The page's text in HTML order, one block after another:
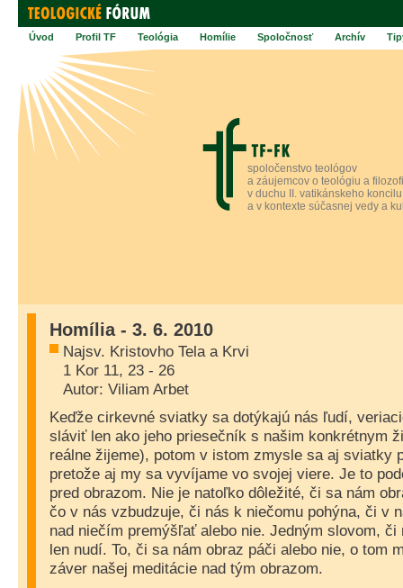
Úvod Profil TF Teológia Homílie Spoločnosť Archív
spoločenstvo teológov
a záujemcov o teológiu a
v duchu II. vatikánskeho koncilu
a v kontexte súčasnej vedy a
Homília - 3. 6. 2010
Najsv. Kristovho Tela a Krvi
1 Kor 11, 23 - 26
Autor: Viliam Arbet
Keďže cirkevné sviatky sa dotýkajú nás ľudí,
sláviť len ako jeho priesečník s našim konkrétnym
reálne žijeme), potom v istom zmysle sa aj sviatky
pretože aj my sa vyvíjame vo svojej viere. Je to
pred obrazom. Nie je natoľko dôležité, či sa nám
čo v nás vzbudzuje, či nás k niečomu pohýna, či v
nad niečím premýšľať alebo nie. Jedným slovom, či
len nudí. To, či sa nám obraz páči alebo nie, o tom
záver našej meditácie nad tým obrazom.